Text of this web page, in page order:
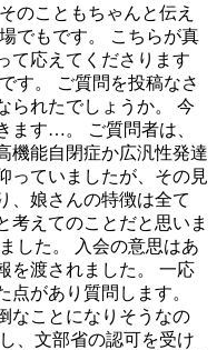
のこともちゃんと伝え
でもです。 こちらが真
て応えてくださります
す。 ご質問を投稿なさ
られたでしょうか。 今
ます…。 ご質問者は、
機能自閉症か広汎性発達
っていましたが、その見
、娘さんの特徴は全て
考えてのことだと思いま
した。 入会の意思はあ
を渡されました。 一応
があり質問します。
なことになりそうなの
、文部省の認可を受け